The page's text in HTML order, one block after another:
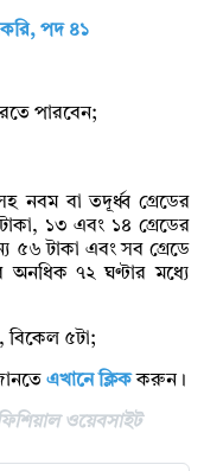
পদ ৪১
পারবেন;
নবম বা তদূর্ধ্ব গ্রেডের
১৩ এবং ১৪ গ্রেডের
৫৬ টাকা এবং সব গ্রেডে
অনধিক ৭২ ঘণ্টার মধ্যে
৫টা;
এখানে ক্লিককরুন।
ওয়েবসাইট